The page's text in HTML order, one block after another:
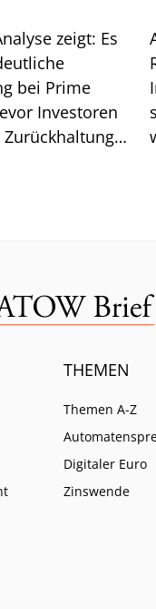
zeigt: Es
bei Prime
Investoren
THEMEN
Themen A-Z
Digitaler Euro
Zinswende